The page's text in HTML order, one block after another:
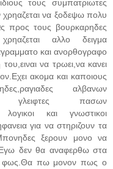
τους συμπατριωτες
χρηαζεται να ξοδεψω πολυ
προς τους βουρκαρηδες
αλλο δειγμα
και ανορθογραφο
να τρωει,να κανει
ακομα και καποιους
αλβανων
γλειφτες πασων
και γνωστικοι
για να στηριζουν τα
ξερουν μονο να
δεν θα αναφερθω στα
φως.Θα πω μονον πως ο